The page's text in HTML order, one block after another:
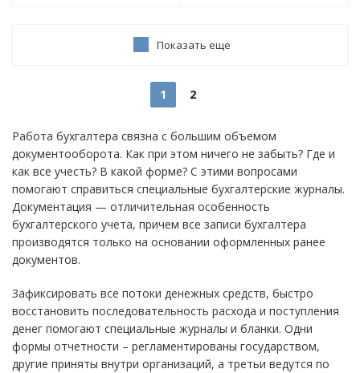
Показать еще
1 2
Работа бухгалтера связна с большим объемом
документооборота. Как при этом ничего не забыть? Где и
как все учесть? В какой форме? С этими вопросами
помогают справиться специальные бухгалтерские журналы.
Документация — отличительная особенность
бухгалтерского учета, причем все записи бухгалтера
производятся только на основании оформленных ранее
документов.
Зафиксировать все потоки денежных средств, быстро
восстановить последовательность расхода и поступления
денег помогают специальные журналы и бланки. Одни
формы отчетности – регламентированы государством,
другие приняты внутри организаций, а третьи ведутся по